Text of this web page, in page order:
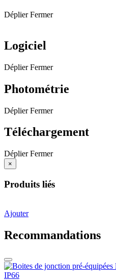
Déplier Fermer
Logiciel
Déplier Fermer
Photométrie
Déplier Fermer
Téléchargement
Déplier Fermer
×
Produits liés
Ajouter
Recommandations